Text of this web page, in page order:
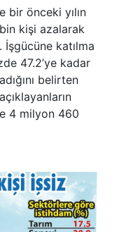
bir önceki yılın
kişi azalarak
katılma
47.2’ye kadar
belirten
4 milyon 460